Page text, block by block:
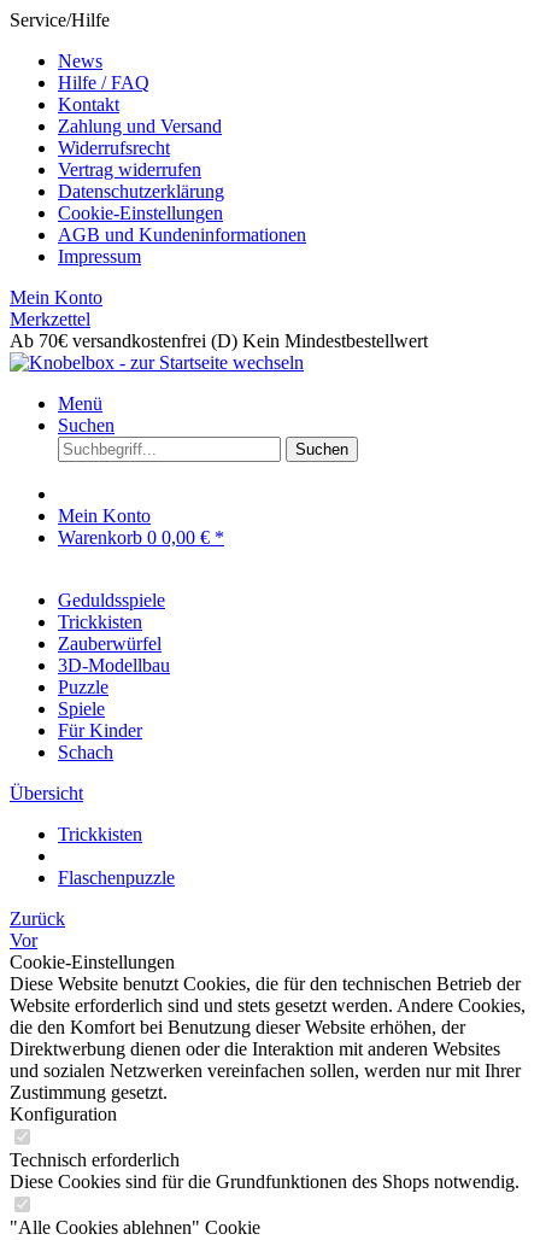
Service/Hilfe
News
Hilfe / FAQ
Kontakt
Zahlung und Versand
Widerrufsrecht
Vertrag widerrufen
Datenschutzerklärung
Cookie-Einstellungen
AGB und Kundeninformationen
Impressum
Mein Konto
Merkzettel
Ab 70€ versandkostenfrei (D) Kein Mindestbestellwert
Menü
Suchen
Suchen
Mein Konto
Warenkorb 0 0,00 € *
Geduldsspiele
Trickkisten
Zauberwürfel
3D-Modellbau
Puzzle
Spiele
Für Kinder
Schach
Übersicht
Trickkisten
Flaschenpuzzle
Zurück
Vor
Cookie-Einstellungen
Diese Website benutzt Cookies, die für den technischen Betrieb der
Website erforderlich sind und stets gesetzt werden. Andere Cookies,
die den Komfort bei Benutzung dieser Website erhöhen, der
Direktwerbung dienen oder die Interaktion mit anderen Websites
und sozialen Netzwerken vereinfachen sollen, werden nur mit Ihrer
Zustimmung gesetzt.
Konfiguration
Technisch erforderlich
Diese Cookies sind für die Grundfunktionen des Shops notwendig.
"Alle Cookies ablehnen" Cookie